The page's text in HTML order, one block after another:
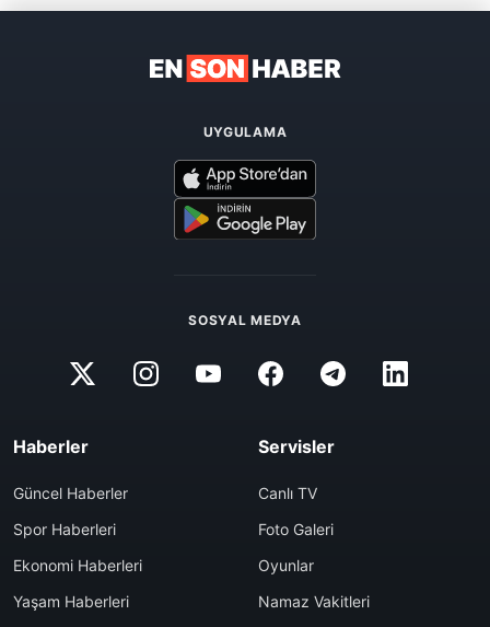
UYGULAMA
SOSYAL MEDYA
Haberler
Güncel Haberler
Spor Haberleri
Ekonomi Haberleri
Yaşam Haberleri
Servisler
Canlı TV
Foto Galeri
Oyunlar
Namaz Vakitleri